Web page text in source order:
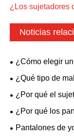
¿Los sujetadores
Noticias
¿Cómo elegir
elasticidad? Un
fitness.
¿Qué tipo de
comodidad y la
¿Por qué el
rendimiento de tu
¿Por qué los
bolsillos con
Pantalones de